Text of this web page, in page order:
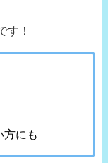
す！
方にも